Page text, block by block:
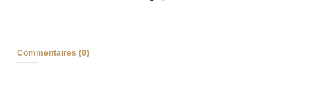
Commentaires (0)